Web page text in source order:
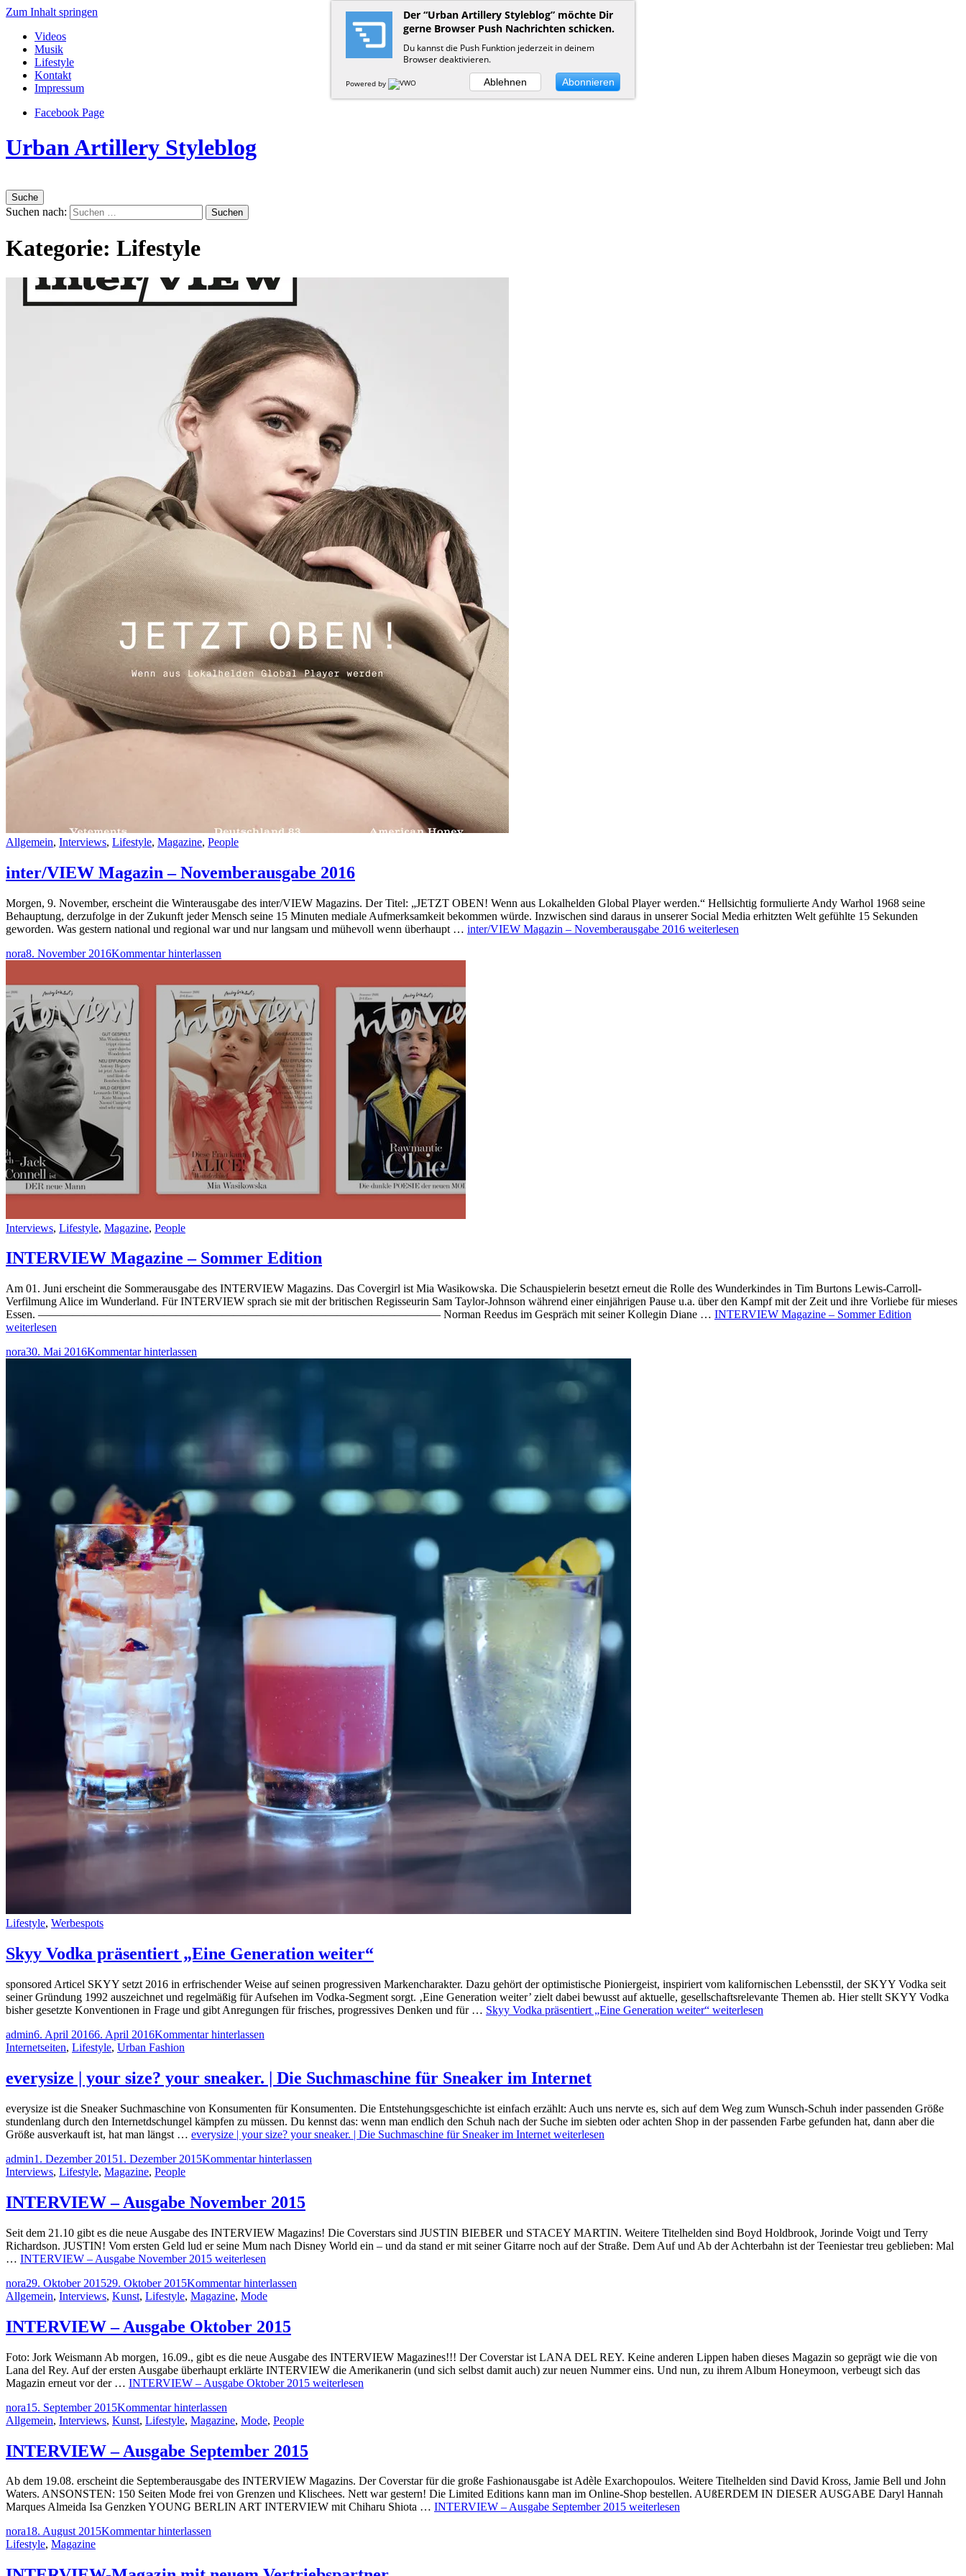
Zum Inhalt springen
Videos
Musik
Lifestyle
Kontakt
Impressum
Facebook Page
Urban Artillery Styleblog
Suche
Suchen nach:
Kategorie: Lifestyle
Allgemein, Interviews, Lifestyle, Magazine, People
inter/VIEW Magazin – Novemberausgabe 2016
Morgen, 9. November, erscheint die Winterausgabe des inter/VIEW Magazins. Der Titel: „JETZT OBEN! Wenn aus Lokalhelden Global Player werden.“ Hellsichtig formulierte Andy Warhol 1968 seine
Behauptung, derzufolge in der Zukunft jeder Mensch seine 15 Minuten mediale Aufmerksamkeit bekommen würde. Inzwischen sind daraus in unserer Social Media erhitzten Welt gefühlte 15 Sekunden
geworden. Was gestern national und regional war und nur langsam und mühevoll wenn überhaupt … inter/VIEW Magazin – Novemberausgabe 2016 weiterlesen
nora8. November 2016Kommentar hinterlassen
Interviews, Lifestyle, Magazine, People
INTERVIEW Magazine – Sommer Edition
Am 01. Juni erscheint die Sommerausgabe des INTERVIEW Magazins. Das Covergirl ist Mia Wasikowska. Die Schauspielerin besetzt erneut die Rolle des Wunderkindes in Tim Burtons Lewis-Carroll-
Verfilmung Alice im Wunderland. Für INTERVIEW sprach sie mit der britischen Regisseurin Sam Taylor-Johnson während einer einjährigen Pause u.a. über den Kampf mit der Zeit und ihre Vorliebe für mieses
Essen. ——————————————————————————————————— Norman Reedus im Gespräch mit seiner Kollegin Diane … INTERVIEW Magazine – Sommer Edition
weiterlesen
nora30. Mai 2016Kommentar hinterlassen
Lifestyle, Werbespots
Skyy Vodka präsentiert „Eine Generation weiter“
sponsored Articel SKYY setzt 2016 in erfrischender Weise auf seinen progressiven Markencharakter. Dazu gehört der optimistische Pioniergeist, inspiriert vom kalifornischen Lebensstil, der SKYY Vodka seit
seiner Gründung 1992 auszeichnet und regelmäßig für Aufsehen im Vodka-Segment sorgt. ‚Eine Generation weiter’ zielt dabei bewusst auf aktuelle, gesellschaftsrelevante Themen ab. Hier stellt SKYY Vodka
bisher gesetzte Konventionen in Frage und gibt Anregungen für frisches, progressives Denken und für … Skyy Vodka präsentiert „Eine Generation weiter“ weiterlesen
admin6. April 20166. April 2016Kommentar hinterlassen
Internetseiten, Lifestyle, Urban Fashion
everysize | your size? your sneaker. | Die Suchmaschine für Sneaker im Internet
everysize ist die Sneaker Suchmaschine von Konsumenten für Konsumenten. Die Entstehungsgeschichte ist einfach erzählt: Auch uns nervte es, sich auf dem Weg zum Wunsch-Schuh inder passenden Größe
stundenlang durch den Internetdschungel kämpfen zu müssen. Du kennst das: wenn man endlich den Schuh nach der Suche im siebten oder achten Shop in der passenden Farbe gefunden hat, dann aber die
Größe ausverkauft ist, hat man längst … everysize | your size? your sneaker. | Die Suchmaschine für Sneaker im Internet weiterlesen
admin1. Dezember 20151. Dezember 2015Kommentar hinterlassen
Interviews, Lifestyle, Magazine, People
INTERVIEW – Ausgabe November 2015
Seit dem 21.10 gibt es die neue Ausgabe des INTERVIEW Magazins! Die Coverstars sind JUSTIN BIEBER und STACEY MARTIN. Weitere Titelhelden sind Boyd Holdbrook, Jorinde Voigt und Terry
Richardson. JUSTIN! Vom ersten Geld lud er seine Mum nach Disney World ein – und da stand er mit seiner Gitarre noch auf der Straße. Dem Auf und Ab der Achterbahn ist der Teeniestar treu geblieben: Mal
… INTERVIEW – Ausgabe November 2015 weiterlesen
nora29. Oktober 201529. Oktober 2015Kommentar hinterlassen
Allgemein, Interviews, Kunst, Lifestyle, Magazine, Mode
INTERVIEW – Ausgabe Oktober 2015
Foto: Jork Weismann Ab morgen, 16.09., gibt es die neue Ausgabe des INTERVIEW Magazines!!! Der Coverstar ist LANA DEL REY. Keine anderen Lippen haben dieses Magazin so geprägt wie die von
Lana del Rey. Auf der ersten Ausgabe überhaupt erklärte INTERVIEW die Amerikanerin (und sich selbst damit auch) zur neuen Nummer eins. Und nun, zu ihrem Album Honeymoon, verbeugt sich das
Magazin erneut vor der … INTERVIEW – Ausgabe Oktober 2015 weiterlesen
nora15. September 2015Kommentar hinterlassen
Allgemein, Interviews, Kunst, Lifestyle, Magazine, Mode, People
INTERVIEW – Ausgabe September 2015
Ab dem 19.08. erscheint die Septemberausgabe des INTERVIEW Magazins. Der Coverstar für die große Fashionausgabe ist Adèle Exarchopoulos. Weitere Titelhelden sind David Kross, Jamie Bell und John
Waters. ANSONSTEN: 150 Seiten Mode frei von Grenzen und Klischees. Nett war gestern! Die Limited Editions kann man im Online-Shop bestellen. AUßERDEM IN DIESER AUSGABE Daryl Hannah
Marques Almeida Isa Genzken YOUNG BERLIN ART INTERVIEW mit Chiharu Shiota … INTERVIEW – Ausgabe September 2015 weiterlesen
nora18. August 2015Kommentar hinterlassen
Lifestyle, Magazine
Der “Urban Artillery Styleblog” möchte Dir
gerne Browser Push Nachrichten schicken.
Du kannst die Push Funktion jederzeit in deinem
Browser deaktivieren.
Powered by Ablehnen Abonnieren